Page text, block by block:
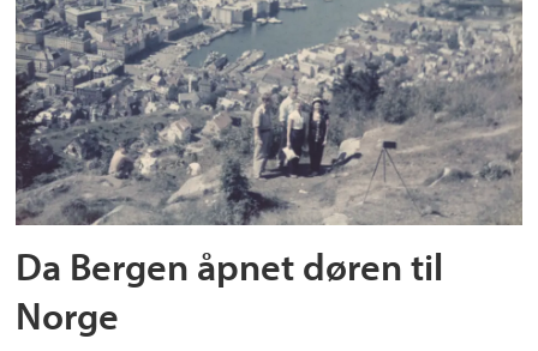
Da Bergen åpnet døren til
Norge